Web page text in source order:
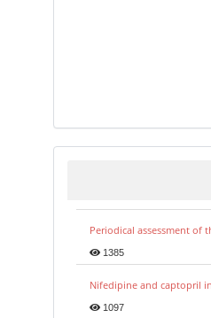
Periodical assessment of
1385
Nifedipine and captopril
1097